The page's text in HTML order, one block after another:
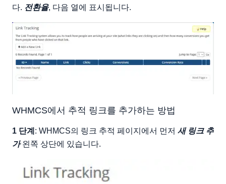
다. 전환율, 다음 열에 표시됩니다.
WHMCS에서 추적 링크를 추가하는 방법
1 단계 : WHMCS의 링크 추적 페이지에서 먼저 새 링크 추
가왼쪽 상단에 있습니다.